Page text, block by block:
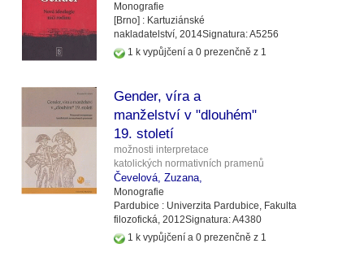
Monografie
[Brno] : Kartuziánské
nakladatelství, 2014Signatura:A5256
1 k vypůjčení a 0 prezenčně z 1
Gender, víra a
manželství v "dlouhém"
19. století
možnosti interpretace
katolických normativních pramenů
Čevelová, Zuzana,
Monografie
Pardubice : Univerzita Pardubice, Fakulta
filozofická, 2012Signatura:A4380
1 k vypůjčení a 0 prezenčně z 1